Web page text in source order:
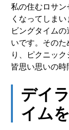
私の住むロサ
くなってしま
ビングタイム
いです。その
り、ピクニッ
皆思い思いの
デイ
イム